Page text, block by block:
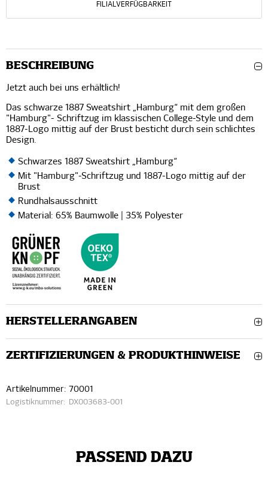
FILIALVERFÜGBARKEIT
BESCHREIBUNG
Jetzt auch bei uns erhältlich!
Das schwarze 1887 Sweatshirt „Hamburg“ mit dem großen
"Hamburg"- Schriftzug im klassischen College-Style und dem
1887-Logo mittig auf der Brust besticht durch sein schlichtes
Design.
Schwarzes 1887 Sweatshirt „Hamburg“
Mit "Hamburg"-Schriftzug und 1887-Logo mittig auf der
Brust
Rundhalsausschnitt
Material: 65% Baumwolle | 35% Polyester
HERSTELLERANGABEN
ZERTIFIZIERUNGEN & PRODUKTHINWEISE
Artikelnummer: 70001
Logistiknummer: DX003683-001
PASSEND DAZU